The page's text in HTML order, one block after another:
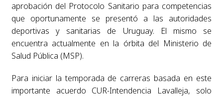
aprobación del Protocolo Sanitario para competencias
que oportunamente se presentó a las autoridades
deportivas y sanitarias de Uruguay. El mismo se
encuentra actualmente en la órbita del Ministerio de
Salud Pública (MSP).
Para iniciar la temporada de carreras basada en este
importante acuerdo CUR-Intendencia Lavalleja, solo